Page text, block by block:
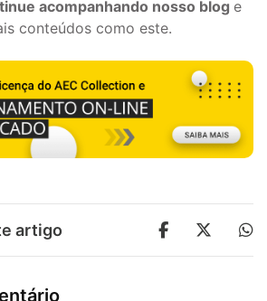
acompanhando nosso blog e
conteúdos como este.
artigo